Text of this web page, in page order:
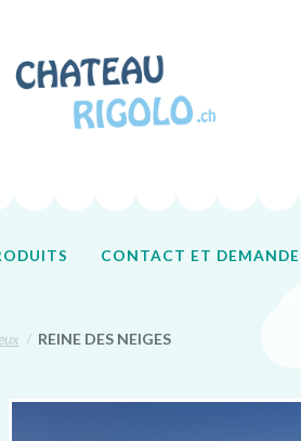
CONTACT ET DEMANDE
/ REINE DES NEIGES